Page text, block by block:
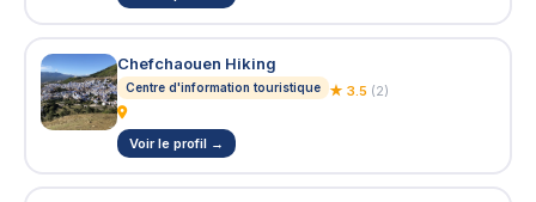
Chefchaouen Hiking
Centre d'information touristique ★ 3.5 (2)
Voir le profil →